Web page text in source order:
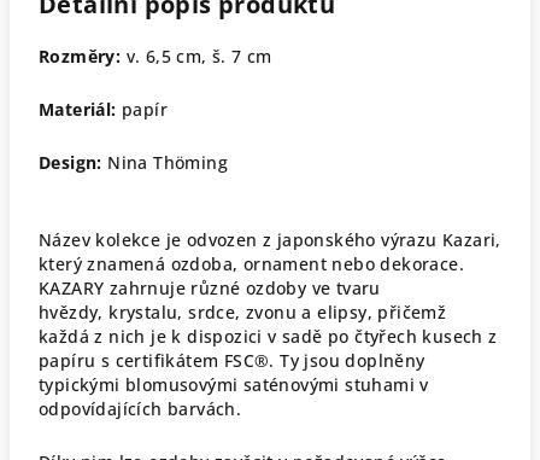
Rozměry: v. 6,5 cm, š. 7 cm
Materiál: papír
Design: Nina Thöming
Název kolekce je odvozen z japonského výrazu Kazari,
který znamená ozdoba, ornament nebo dekorace.
KAZARY zahrnuje různé ozdoby ve tvaru
hvězdy, krystalu, srdce, zvonu a elipsy, přičemž
každá z nich je k dispozici v sadě po čtyřech kusech z
papíru s certifikátem FSC®. Ty jsou doplněny
typickými blomusovými saténovými stuhami v
odpovídajících barvách.